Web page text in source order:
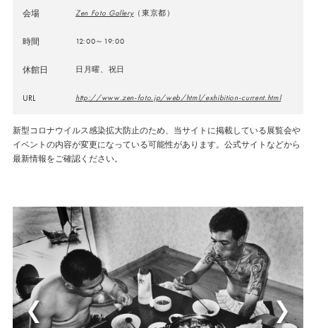
会場 Zen Foto Gallery（東京都）
時間 12:00～19:00
休館日 日月曜、祝日
URL http://www.zen-foto.jp/web/html/exhibition-current.html
新型コロナウイルス感染拡大防止のため、当サイトに掲載している展覧会や
イベントの内容が変更になっている可能性があります。公式サイトなどから
最新情報をご確認ください。